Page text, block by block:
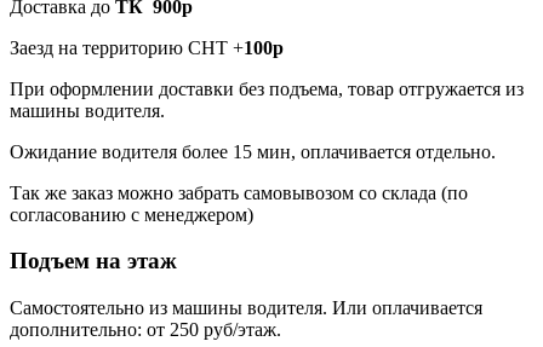
Доставка до ТК 900р
Заезд на территорию СНТ +100р
При оформлении доставки без подъема, товар отгружается из
машины водителя.
Ожидание водителя более 15 мин, оплачивается отдельно.
Так же заказ можно забрать самовывозом со склада (по
согласованию с менеджером)
Подъем на этаж
Самостоятельно из машины водителя. Или оплачивается
дополнительно: от 250 руб/этаж.